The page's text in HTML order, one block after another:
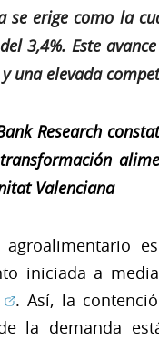
se erige como la
3,4%. Este
una elevada
Research
Valenciana
agroalimentario
iniciada a
(Abrir en ventana
. Así, la
la demanda